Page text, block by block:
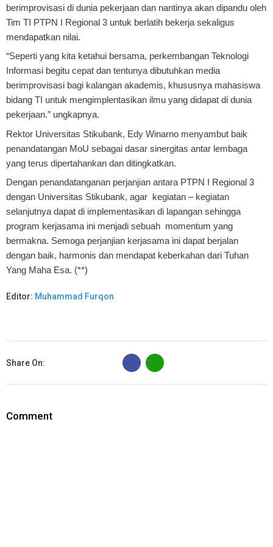
berimprovisasi di dunia pekerjaan dan nantinya akan dipandu oleh
Tim TI PTPN I Regional 3 untuk berlatih bekerja sekaligus
mendapatkan nilai.
“Seperti yang kita ketahui bersama, perkembangan Teknologi
Informasi begitu cepat dan tentunya dibutuhkan media
berimprovisasi bagi kalangan akademis, khususnya mahasiswa
bidang TI untuk mengimplentasikan ilmu yang didapat di dunia
pekerjaan.” ungkapnya.
Rektor Universitas Stikubank, Edy Winarno menyambut baik
penandatangan MoU sebagai dasar sinergitas antar lembaga
yang terus dipertahankan dan ditingkatkan.
Dengan penandatanganan perjanjian antara PTPN I Regional 3
dengan Universitas Stikubank, agar kegiatan – kegiatan
selanjutnya dapat di implementasikan di lapangan sehingga
program kerjasama ini menjadi sebuah momentum yang
bermakna. Semoga perjanjian kerjasama ini dapat berjalan
dengan baik, harmonis dan mendapat keberkahan dari Tuhan
Yang Maha Esa. (**)
Editor: Muhammad Furqon
Share On:
B
Comment